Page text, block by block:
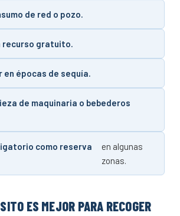
de red o pozo.
recurso gratuito.
en épocas de sequía.
de maquinaria o bebederos
como reserva
en algunas
zonas.
ES MEJOR PARA RECOGER